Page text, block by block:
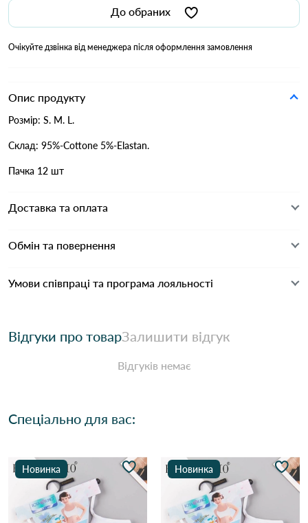
До обраних
Очікуйте дзвінка від менеджера після оформлення замовлення
Опис продукту
Розмір: S. M. L.
Склад: 95%-Cottone 5%-Elastan.
Пачка 12 шт
Доставка та оплата
Обмін та повернення
Умови співпраці та програма лояльності
Відгуки про товарЗалишити відгук
Відгуків немає
Спеціально для вас:
Новинка Новинка